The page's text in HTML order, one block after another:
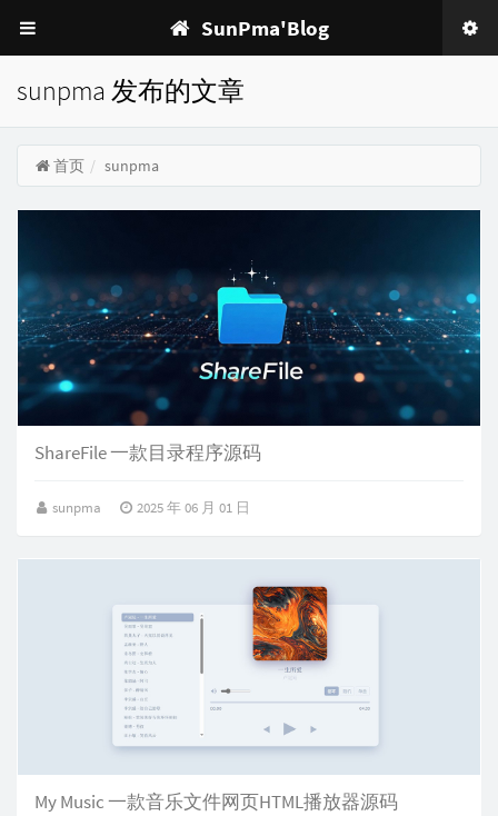
SunPma'Blog
sunpma 发布的文章
首页 sunpma
ShareFile 一款目录程序源码
sunpma 2025 年 06 月 01 日
My Music 一款音乐文件网页HTML播放器源码